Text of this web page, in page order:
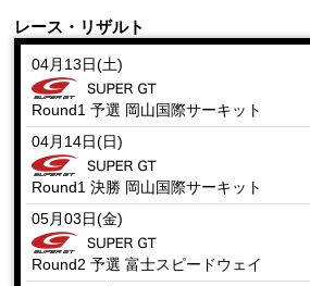
レース・リザルト
04月13日(土)
Round1 予選 岡山国際サーキット
04月14日(日)
Round1 決勝 岡山国際サーキット
05月03日(金)
Round2 予選 富士スピードウェイ